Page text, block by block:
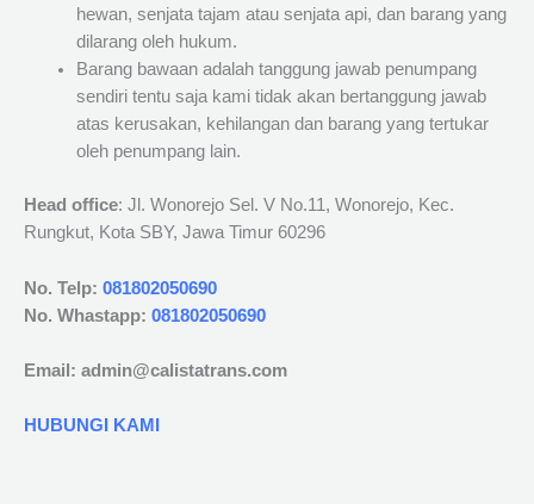
hewan, senjata tajam atau senjata api, dan barang yang
dilarang oleh hukum.
Barang bawaan adalah tanggung jawab penumpang
sendiri tentu saja kami tidak akan bertanggung jawab
atas kerusakan, kehilangan dan barang yang tertukar
oleh penumpang lain.
Head office: Jl. Wonorejo Sel. V No.11, Wonorejo, Kec.
Rungkut, Kota SBY, Jawa Timur 60296
No. Telp: 081802050690
No. Whastapp: 081802050690
Email: admin@calistatrans.com
HUBUNGI KAMI